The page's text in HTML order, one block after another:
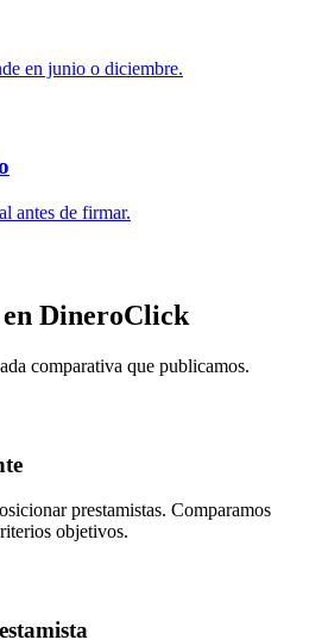
en junio o diciembre.
antes de firmar.
DineroClick
comparativa que publicamos.
prestamistas. Comparamos
objetivos.